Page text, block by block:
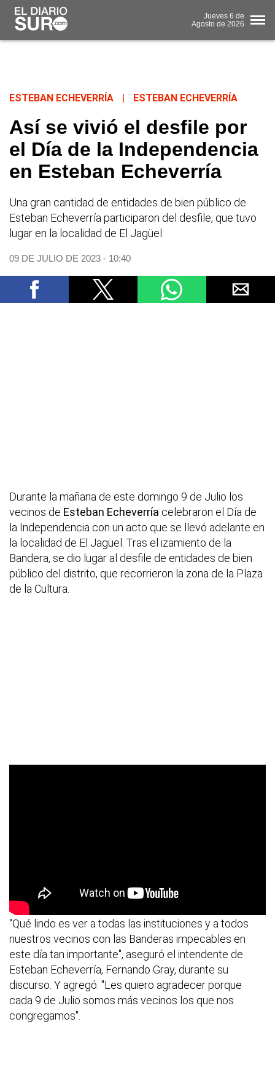
Jueves 6 de
Agosto de 2026
ESTEBAN ECHEVERRÍA ESTEBAN ECHEVERRÍA
Así se vivió el desfile por
el Día de la Independencia
en Esteban Echeverría
Una gran cantidad de entidades de bien público de
Esteban Echeverría participaron del desfile, que tuvo
lugar en la localidad de El Jagüel.
09 DE JULIO DE 2023 - 10:40
Durante la mañana de este domingo 9 de Julio los
vecinos de Esteban Echeverría celebraron el Día de
la Independencia con un acto que se llevó adelante en
la localidad de El Jagüel. Tras el izamiento de la
Bandera, se dio lugar al desfile de entidades de bien
público del distrito, que recorrieron la zona de la Plaza
de la Cultura.
"Qué lindo es ver a todas las instituciones y a todos
nuestros vecinos con las Banderas impecables en
este día tan importante", aseguró el intendente de
Esteban Echeverría, Fernando Gray, durante su
discurso. Y agregó: "Les quiero agradecer porque
cada 9 de Julio somos más vecinos los que nos
congregamos".